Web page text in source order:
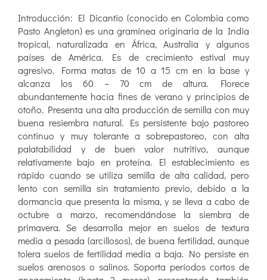
Introducción: El Dicantio (conocido en Colombia como
Pasto Angleton) es una gramínea originaria de la India
tropical, naturalizada en África, Australia y algunos
países de América. Es de crecimiento estival muy
agresivo. Forma matas de 10 a 15 cm en la base y
alcanza los 60 – 70 cm de altura. Florece
abundantemente hacia fines de verano y principios de
otoño. Presenta una alta producción de semilla con muy
buena resiembra natural. Es persistente bajo pastoreo
continuo y muy tolerante a sobrepastoreo, con alta
palatabilidad y de buen valor nutritivo, aunque
relativamente bajo en proteína. El establecimiento es
rápido cuando se utiliza semilla de alta calidad, pero
lento con semilla sin tratamiento previo, debido a la
dormancia que presenta la misma, y se lleva a cabo de
octubre a marzo, recomendándose la siembra de
primavera. Se desarrolla mejor en suelos de textura
media a pesada (arcillosos), de buena fertilidad, aunque
tolera suelos de fertilidad media a baja. No persiste en
suelos arenosos o salinos. Soporta períodos cortos de